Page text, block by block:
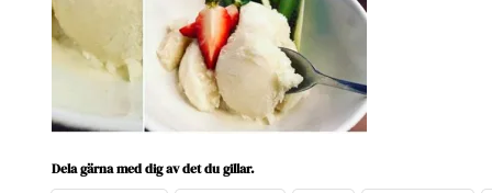
Dela gärna med dig av det du gillar.